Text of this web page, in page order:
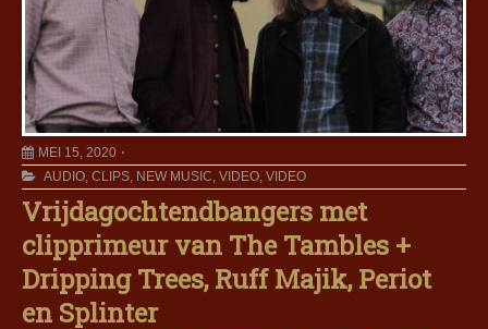
MEI 15, 2020
AUDIO, CLIPS, NEW MUSIC, VIDEO, VIDEO
Vrijdagochtendbangers met
clipprimeur van The Tambles +
Dripping Trees, Ruff Majik, Periot
en Splinter